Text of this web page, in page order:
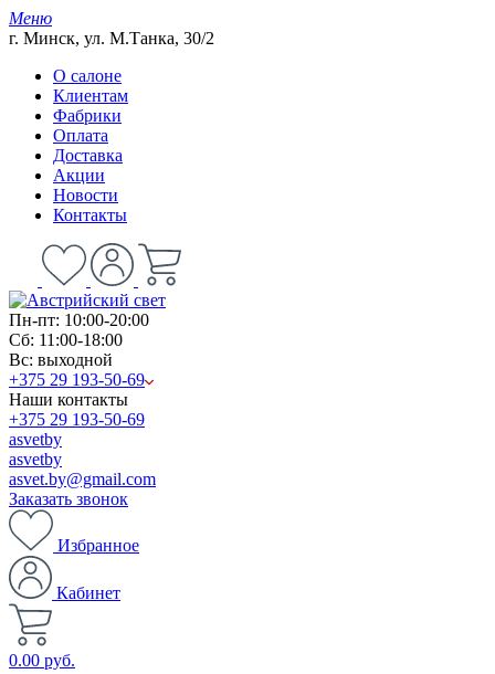
Меню
г. Минск, ул. М.Танка, 30/2
О салоне
Клиентам
Фабрики
Оплата
Доставка
Акции
Новости
Контакты
Пн-пт: 10:00-20:00
Сб: 11:00-18:00
Вс: выходной
+375 29 193-50-69
Наши контакты
+375 29 193-50-69
asvetby
asvetby
asvet.by@gmail.com
Заказать звонок
Избранное
Кабинет
0.00 руб.